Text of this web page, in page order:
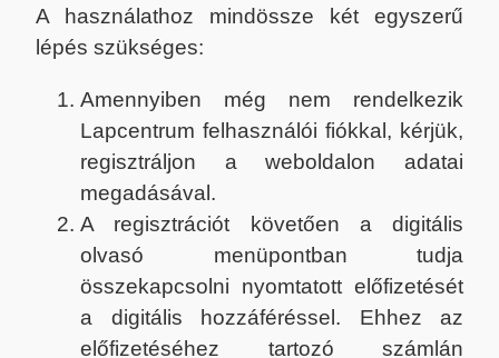
A használathoz mindössze két egyszerű
lépés szükséges:
Amennyiben még nem rendelkezik
Lapcentrum felhasználói fiókkal, kérjük,
regisztráljon a weboldalon adatai
megadásával.
A regisztrációt követően a digitális
olvasó menüpontban tudja
összekapcsolni nyomtatott előfizetését
a digitális hozzáféréssel. Ehhez az
előfizetéséhez tartozó számlán